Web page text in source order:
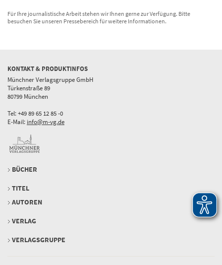
Für Ihre journalistische Arbeit stehen wir Ihnen gerne zur Verfügung. Bitte
besuchen Sie unseren Pressebereich für weitere Informationen.
KONTAKT & PRODUKTINFOS
Münchner Verlagsgruppe GmbH
Türkenstraße 89
80799 München
Tel: +49 89 65 12 85 -0
E-Mail: info@m-vg.de
BÜCHER
TITEL
AUTOREN
VERLAG
VERLAGSGRUPPE